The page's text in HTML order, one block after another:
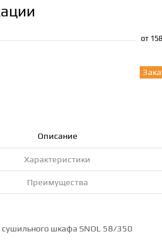
от
Описание
Характеристики
Преимущества
шкафа SNOL 58/350